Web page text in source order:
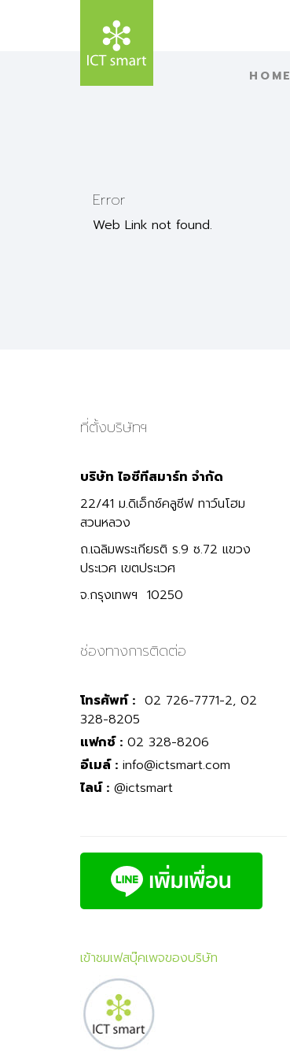
HOME
Error
Web Link not found.
ที่ตั้งบริษัทฯ
บริษัท ไอซีทีสมาร์ท จำกัด
22/41 ม.ดิเอ็กซ์คลูซีฟ ทาว์นโฮม
สวนหลวง
ถ.เฉลิมพระเกียรติ ร.9 ซ.72 แขวง
ประเวศ เขตประเวศ
จ.กรุงเทพฯ 10250
ช่องทางการติดต่อ
โทรศัพท์ : 02 726-7771-2, 02
328-8205
แฟกซ์ : 02 328-8206
อีเมล์ : info@ictsmart.com
ไลน์ : @ictsmart
เข้าชมเฟสบุ๊คเพจของบริษัท